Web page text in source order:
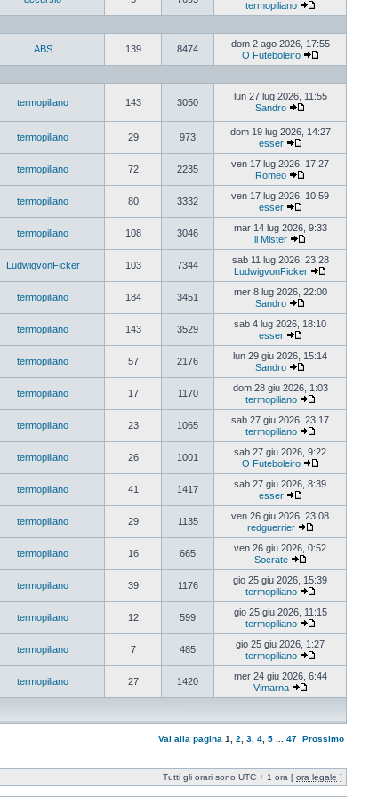
termopiliano
ABS 139 8474
dom 2 ago 2026, 17:55
O Futeboleiro
termopiliano 143 3050
lun 27 lug 2026, 11:55
Sandro
termopiliano 29 973
dom 19 lug 2026, 14:27
esser
termopiliano 72 2235
ven 17 lug 2026, 17:27
Romeo
termopiliano 80 3332
ven 17 lug 2026, 10:59
esser
termopiliano 108 3046
mar 14 lug 2026, 9:33
il Mister
LudwigvonFicker 103 7344
sab 11 lug 2026, 23:28
LudwigvonFicker
termopiliano 184 3451
mer 8 lug 2026, 22:00
Sandro
termopiliano 143 3529
sab 4 lug 2026, 18:10
esser
termopiliano 57 2176
lun 29 giu 2026, 15:14
Sandro
termopiliano 17 1170
dom 28 giu 2026, 1:03
termopiliano
termopiliano 23 1065
sab 27 giu 2026, 23:17
termopiliano
termopiliano 26 1001
sab 27 giu 2026, 9:22
O Futeboleiro
termopiliano 41 1417
sab 27 giu 2026, 8:39
esser
termopiliano 29 1135
ven 26 giu 2026, 23:08
redguerrier
termopiliano 16 665
ven 26 giu 2026, 0:52
Socrate
termopiliano 39 1176
gio 25 giu 2026, 15:39
termopiliano
termopiliano 12 599
gio 25 giu 2026, 11:15
termopiliano
termopiliano 7 485
gio 25 giu 2026, 1:27
termopiliano
termopiliano 27 1420
mer 24 giu 2026, 6:44
Vimarna
Vai alla pagina 1 2 3 4 5 47 Prossimo
Tutti gli orari sono UTC + 1 ora [ ora legale ]